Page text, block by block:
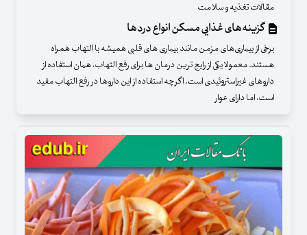
مقالات تغذیه و سلامت
گزینه‌های غذایی مسکن انواع دردها
برخی از بیماری‌های مزمن مانند بیماری های قلبی همیشه با التهاب همراه
هستند. معمولا یکی از رایج ‌ترین درمان‌ ها برای رفع التهاب، همان استفاده از
داروهای غیراستروئیدی است. اگرچه استفاده از این داروها در رفع التهاب مفید
است، اما دارای عوار